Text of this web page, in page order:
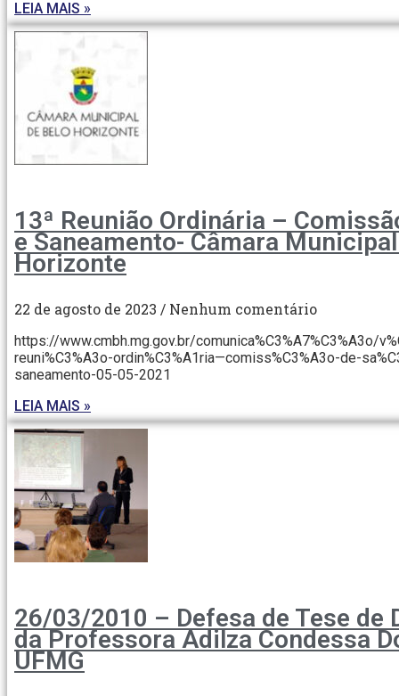
LEIA MAIS »
13ª Reunião Ordinária –
e Saneamento- Câmara
Horizonte
22 de agosto de 2023 Nenhum comentário
https://www.cmbh.mg.gov.br/comunica%C3%A7%C3%A3o/
reuni%C3%A3o-ordin%C3%A1ria—comiss%C3%A3o-de-
saneamento-05-05-2021
LEIA MAIS »
26/03/2010 – Defesa de Tese de
da Professora Adilza Condessa
UFMG